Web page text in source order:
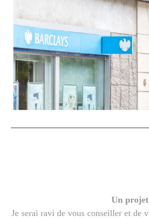
Un
Je serai ravi de vous conseiller et de